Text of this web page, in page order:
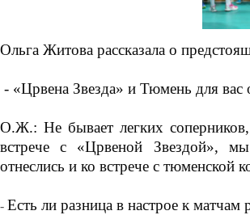
Ольга Житова рассказала о
- «Црвена Звезда» и Тюмень для вас
О.Ж.: Не бывает легких
встрече с «Црвеной Звездой»,
отнеслись и ко встрече с тюменской
- Есть ли разница в настрое к